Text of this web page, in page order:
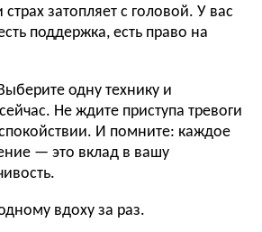
затопляет с головой. У вас
поддержка, есть право на
одну технику и
Не ждите приступа тревоги
И помните: каждое
— это вклад в вашу
вдоху за раз.